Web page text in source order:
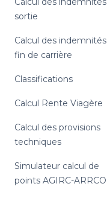
sortie
Calcul des
fin de carrière
Classifications
Calcul Rente Viagère
Calcul des provisions
techniques
Simulateur calcul de
points AGIRC-ARRCO